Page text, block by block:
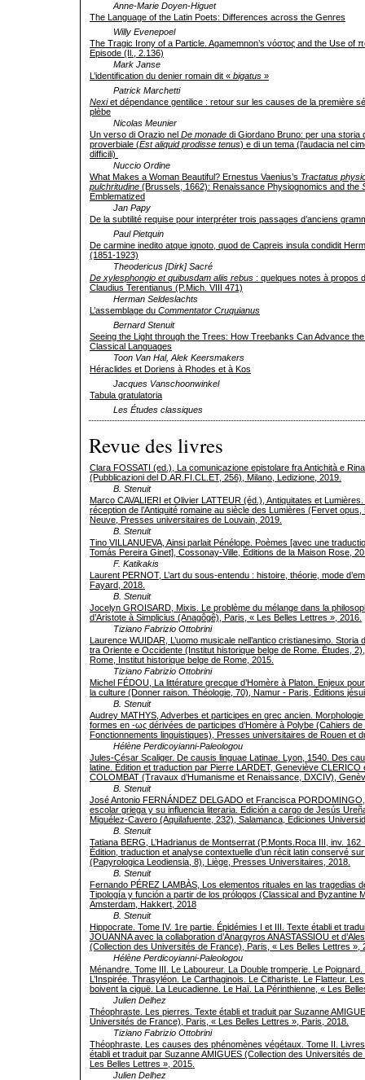
Anne-Marie Doyen-Higuet
The Language of the Latin Poets: Differences across the Genres
Willy Evenepoel
The Tragic Irony of a Particle. Agamemnon’s νόστος and the Use of
Episode (Il., 2.136)
Mark Janse
L’identification du de­nier romain dit « bigatus »
Patrick Marchetti
Nexiet dépendance gentilice : retour sur les causes de la première
plèbe
Nicolas Meunier
Un verso di Orazio nel De monade di Giordano Bruno: per una storia
pro­verbiale (Est aliquid prodisse tenus) e di un tema (l’audacia nel
difficili)
Nuccio Ordine
What Makes a Woman Beautiful? Ernestus Vaenius’s Tractatus
pulchritudine (Brussels, 1662): Renaissance Physiognomics and the
Emblematized
Jan Papy
De la subtilité requise pour interpréter trois passages d’anciens
Paul Pietquin
De carmine inedito atque ignoto, quod de Capreis insula condidit
(1851-1923)
Theodericus [Dirk] Sacré
De xylesphongio et quibusdam aliis rebus : quelques notes à propos
Claudius Terentianus (P.Mich. VIII 471)
Herman Seldeslachts
L’assemblage du Commentator Cruquianus
Bernard Stenuit
Seeing the Light through the Trees: How Treebanks Can Advance
Classical Languages
Toon Van Hal, Alek Keersmakers
Héraclides et Doriens à Rhodes et à Kos
Jacques Vanschoonwinkel
Tabula gratulatoria
Les Études classiques
Revue des livres
Clara FOSSATI (ed.), La comunicazione epistolare fra Antichità e
(Pubblicazioni del D.AR.FI.CL.ET, 256), Milano, Ledizione, 2019.
B. Stenuit
Marco CAVALIERI et Olivier LATTEUR (éd.), Antiquitates et
réception de l’Antiquité romaine au siècle des Lumières (Fervet
Neuve, Presses universitaires de Louvain, 2019.
B. Stenuit
Tino VILLANUEVA, Ainsi parlait Pénélope. Poèmes [avec une
Tomás Pereira Ginet], Cossonay-Ville, Éditions de la Maison Rose,
F. Katikakis
Laurent PERNOT, L’art du sous-entendu : histoire, théorie, mode
Fayard, 2018.
B. Stenuit
Jocelyn GROISARD, Mixis. Le problème du mélange dans la
d’Aristote à Simplicius (Anagôgê), Paris, « Les Belles Lettres », 2016.
Tiziano Fabrizio Ottobrini
Laurence WUIDAR, L’uomo musicale nell’antico cristianesimo. Storia
tra Oriente e Occidente (Institut historique belge de Rome. Études,
Rome, Institut historique belge de Rome, 2015.
Tiziano Fabrizio Ottobrini
Michel FÉDOU, La littérature grecque d’Homère à Platon. Enjeux
la culture (Donner raison. Théologie, 70), Namur - Paris, Éditions
B. Stenuit
Audrey MATHYS, Adverbes et participes en grec ancien.
formes en -ως dérivées de participes d’Homère à Polybe (Cahiers de
Fonctionnements linguistiques), Presses universitaires de Rouen et
Hélène Perdicoyianni-Paleologou
Jules-César Scaliger. De causis linguae Latinae. Lyon, 1540. Des
latine. Édition et traduction par Pierre LARDET, Geneviève CLERICO
COLOMBAT (Travaux d’Humanisme et Renaissance, DXCIV),
B. Stenuit
José Antonio FERNÁNDEZ DELGADO et Francisca
escolar griega y su influencia literaria. Edición a cargo de Jesús
Miguélez-Cavero (Aquilafuente, 232), Salamanca, Ediciones
B. Stenuit
Tatiana BERG, L’Hadrianus de Montserrat (P.Monts.Roca III, inv.
Édition, traduction et analyse contextuelle d’un récit latin conservé
(Papyrologica Leodiensia, 8), Liège, Presses Universitaires, 2018.
B. Stenuit
Fernando PÉREZ LAMBÀS, Los elementos rituales en las tragedias
Tipología y función a partir de los prólogos (Classical and Byzantine
Amsterdam, Hakkert, 2018
B. Stenuit
Hippocrate. Tome IV. 1re partie. Épidémies I et III. Texte établi et
JOUANNA avec la collaboration d’Anargyros ANASTASSIOU et
(Collection des Universités de France), Paris, « Les Belles Lettres »,
Hélène Perdicoyianni-Paleologou
Ménandre. Tome III. Le Laboureur. La Double tromperie. Le Poignard.
L’Inspirée. Thrasyléon. Le Carthaginois. Le Cithariste. Le Flatteur.
boivent la ciguë. La Leucadienne. Le Haï. La Périnthienne, « Les
Julien Delhez
Théophraste. Les pierres. Texte établi et traduit par Suzanne
Universités de France), Paris, « Les Belles Lettres », Paris, 2018.
Tiziano Fabrizio Ottobrini
Théophraste. Les causes des phénomènes végétaux. Tome II.
établi et traduit par Suzanne AMIGUES (Collection des Universités
Les Belles Lettres », 2015.
Julien Delhez